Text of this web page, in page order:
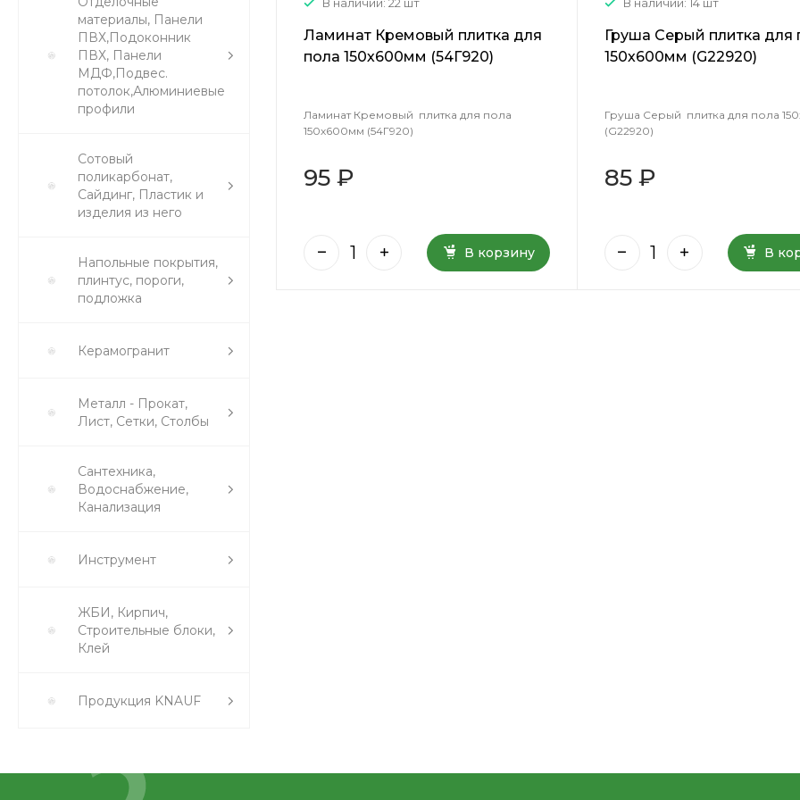
материалы, Панели
ПВХ,Подоконник
ПВХ, Панели
МДФ,Подвес.
потолок,Алюминиевые
профили
Сотовый
поликарбонат,
Сайдинг, Пластик и
изделия из него
Напольные покрытия,
плинтус, пороги,
подложка
Керамогранит
Металл - Прокат,
Лист, Сетки, Столбы
Сантехника,
Водоснабжение,
Канализация
Инструмент
ЖБИ, Кирпич,
Строительные блоки,
Клей
Продукция KNAUF
В наличии: 22 шт
Ламинат Кремовый плитка для
пола 150х600мм (54Г920)
Ламинат Кремовый плитка для пола
150х600мм (54Г920)
95 ₽
В корзину
В наличии: 14 шт
Груша Серый плитка для
150х600мм (G22920)
Груша Серый плитка для пола
(G22920)
85 ₽
В